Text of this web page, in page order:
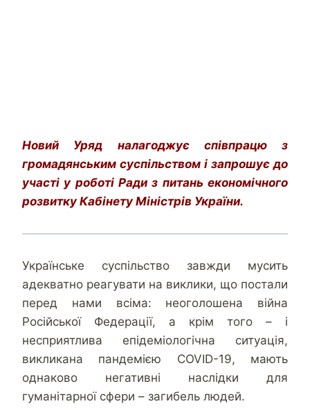
Новий Уряд налагоджує співпрацю з
громадянським суспільством і запрошує до
участі у роботі Ради з питань економічного
розвитку Кабінету Міністрів України.
Українське суспільство завжди мусить
адекватно реагувати на виклики, що постали
перед нами всіма: неоголошена війна
Російської Федерації, а крім того – і
несприятлива епідеміологічна ситуація,
викликана пандемією СOVID-19, мають
однаково негативні наслідки для
гуманітарної сфери – загибель людей.